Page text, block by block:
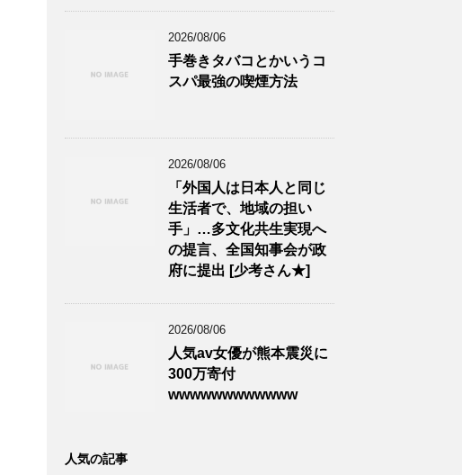
2026/08/06
手巻きタバコとかいうコ
スパ最強の喫煙方法
2026/08/06
「外国人は日本人と同じ
生活者で、地域の担い
手」…多文化共生実現へ
の提言、全国知事会が政
府に提出 [少考さん★]
2026/08/06
人気av女優が熊本震災に
300万寄付
wwwwwwwwwwww
人気の記事